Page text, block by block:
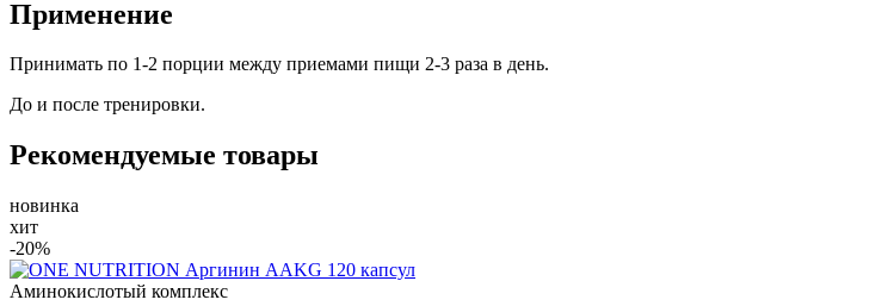
Применение
Принимать по 1-2 порции между приемами пищи 2-3 раза в день.
До и после тренировки.
Рекомендуемые товары
новинка
хит
-20%
Аминокислотый комплекс